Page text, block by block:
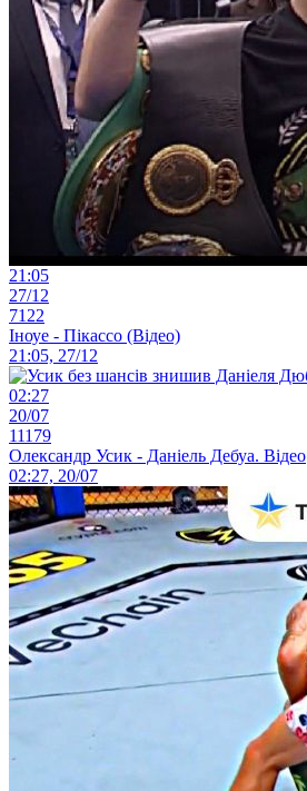
21:05
27/12
7122
Іноуе - Пікассо (Відео)
21:05, 27/12
02:27
20/07
11179
Олександр Усик - Даніель Дебуа. Відео
02:27, 20/07